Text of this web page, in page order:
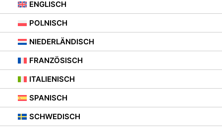
ENGLISCH
POLNISCH
NIEDERLÄNDISCH
FRANZÖSISCH
ITALIENISCH
SPANISCH
SCHWEDISCH
ALS DEKORATION?
ORIGINELLE
INNENGESTALTUNG
10. JULI 2021